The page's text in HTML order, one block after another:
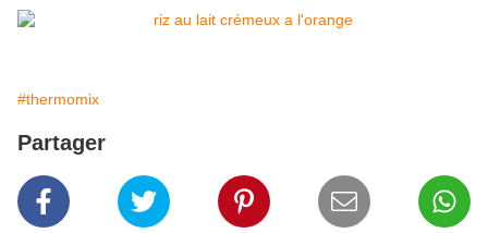
#thermomix
Partager